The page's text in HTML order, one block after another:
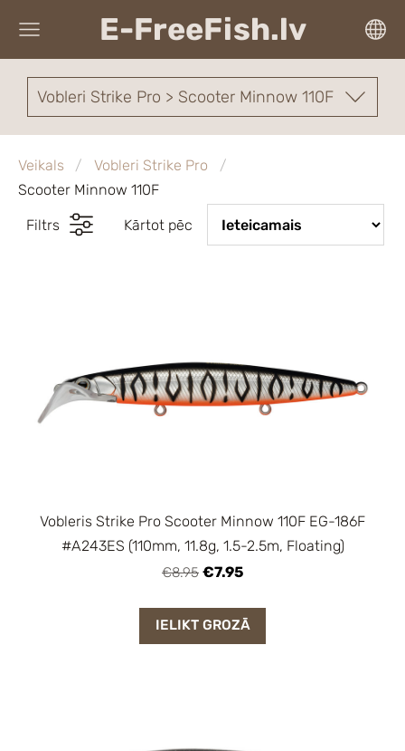
E-FreeFish.lv
Vobleri Strike Pro > Scooter Minnow 110F
Veikals
Vobleri Strike Pro
Scooter Minnow 110F
Filtrs Kārtot pēc
Vobleris Strike Pro Scooter Minnow 110F EG-186F
#A243ES (110mm, 11.8g, 1.5-2.5m, Floating)
€8.95 €7.95
IELIKT GROZĀ